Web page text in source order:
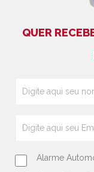
QUER
Alarme